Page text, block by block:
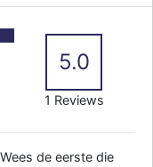
5.0
1 Reviews
de eerste die